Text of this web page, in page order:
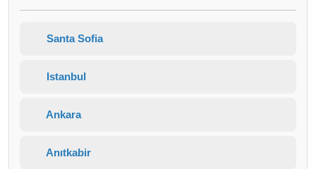
Santa Sofia
Istanbul
Ankara
Anıtkabir